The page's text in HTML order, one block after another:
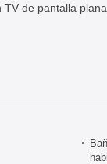
de pantalla